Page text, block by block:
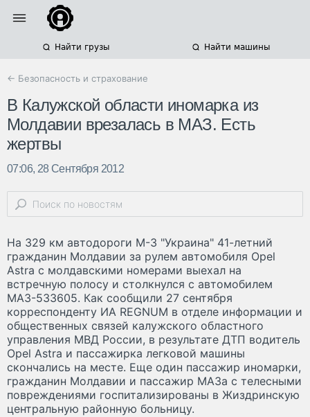
Найти грузы Найти машины
← Безопасность и страхование
В Калужской области иномарка из
Молдавии врезалась в МАЗ. Есть
жертвы
07:06, 28 Сентября 2012
На 329 км автодороги М-3 "Украина" 41-летний
гражданин Молдавии за рулем автомобиля Opel
Astra с молдавскими номерами выехал на
встречную полосу и столкнулся с автомобилем
МАЗ-533605. Как сообщили 27 сентября
корреспонденту ИА REGNUM в отделе информации и
общественных связей калужского областного
управления МВД России, в результате ДТП водитель
Opel Astra и пассажирка легковой машины
скончались на месте. Еще один пассажир иномарки,
гражданин Молдавии и пассажир МАЗа с телесными
повреждениями госпитализированы в Жиздринскую
центральную районную больницу.